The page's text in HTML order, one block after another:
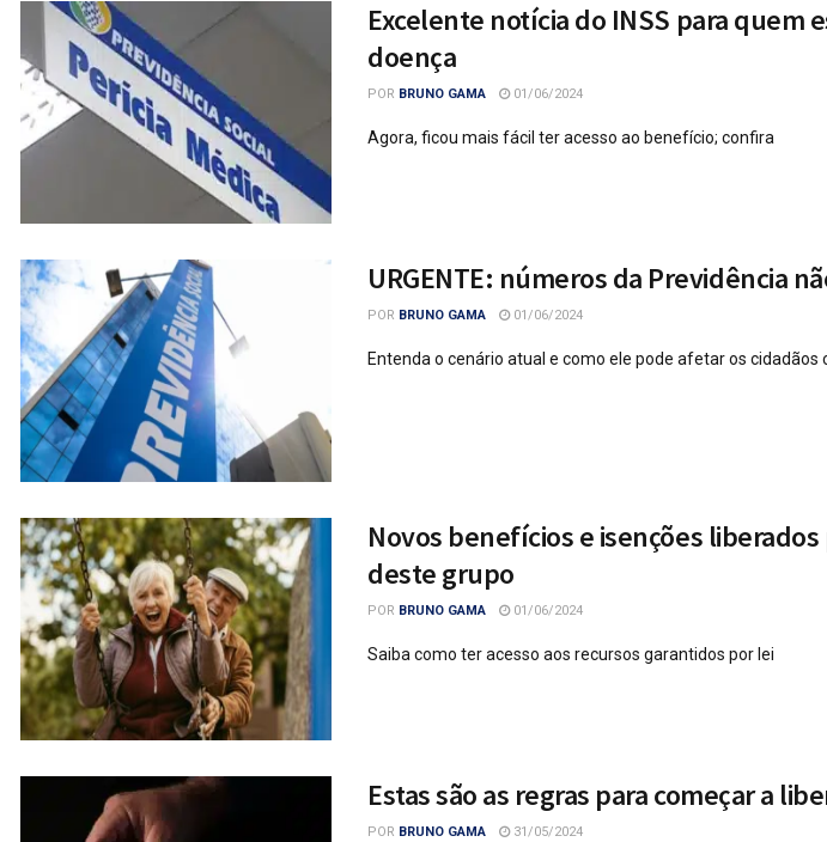
Excelente notícia do INSS para quem
doença
POR BRUNO GAMA 01/06/2024
Agora, ficou mais fácil ter acesso ao benefício; confira
URGENTE: números da Previdência
POR BRUNO GAMA 01/06/2024
Entenda o cenário atual e como ele pode afetar os cidadãos
Novos benefícios e isenções
deste grupo
POR BRUNO GAMA 01/06/2024
Saiba como ter acesso aos recursos garantidos por lei
Estas são as regras para começar a
POR BRUNO GAMA 31/05/2024